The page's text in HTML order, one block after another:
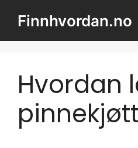
Finnhvordan.no
Hvordan
pinnekjøtt